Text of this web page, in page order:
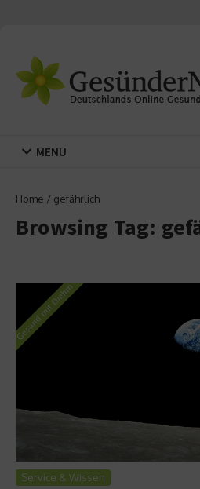
MENU
Home / gefährlich
Browsing Tag:
Service & Wissen